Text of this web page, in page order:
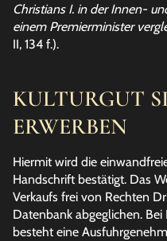
Christians I. in der Innen-
einem Premierminister
II, 134 f.).
KULTURGUT
ERWERBEN
Hiermit wird die
Handschrift bestätigt. Das
Verkaufs frei von Rechten
Datenbank abgeglichen.
besteht eine